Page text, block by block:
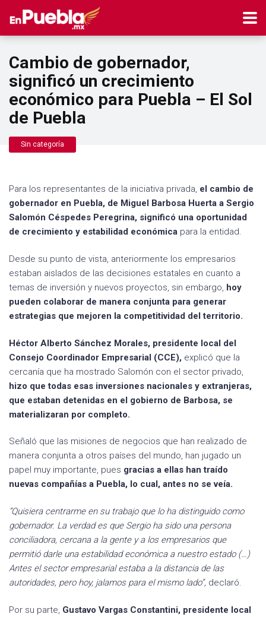
Cambio de gobernador,
significó un crecimiento
económico para Puebla – El Sol
de Puebla
Sin categoría
Para los representantes de la iniciativa privada, el cambio de
gobernador en Puebla, de Miguel Barbosa Huerta a Sergio
Salomón Céspedes Peregrina, significó una oportunidad
de crecimiento y estabilidad económica para la entidad.
Desde su punto de vista, anteriormente los empresarios
estaban aislados de las decisiones estatales en cuanto a
temas de inversión y nuevos proyectos, sin embargo, hoy
pueden colaborar de manera conjunta para generar
estrategias que mejoren la competitividad del territorio.
Héctor Alberto Sánchez Morales, presidente local del
Consejo Coordinador Empresarial (CCE), explicó que la
cercanía que ha mostrado Salomón con el sector privado,
hizo que todas esas inversiones nacionales y extranjeras,
que estaban detenidas en el gobierno de Barbosa, se
materializaran por completo.
Señaló que las misiones de negocios que han realizado de
manera conjunta a otros países del mundo, han jugado un
papel muy importante, pues gracias a ellas han traído
nuevas compañías a Puebla, lo cual, antes no se veía.
“Quisiera centrarme en su trabajo que lo ha distinguido como
gobernador. La verdad es que Sergio ha sido una persona
conciliadora, cercana a la gente y a los empresarios que
permitió darle una estabilidad económica a nuestro estado (…)
Antes el sector empresarial estaba a la distancia de las
autoridades, pero hoy, jalamos para el mismo lado”, declaró.
Por su parte, Gustavo Vargas Constantini, presidente local